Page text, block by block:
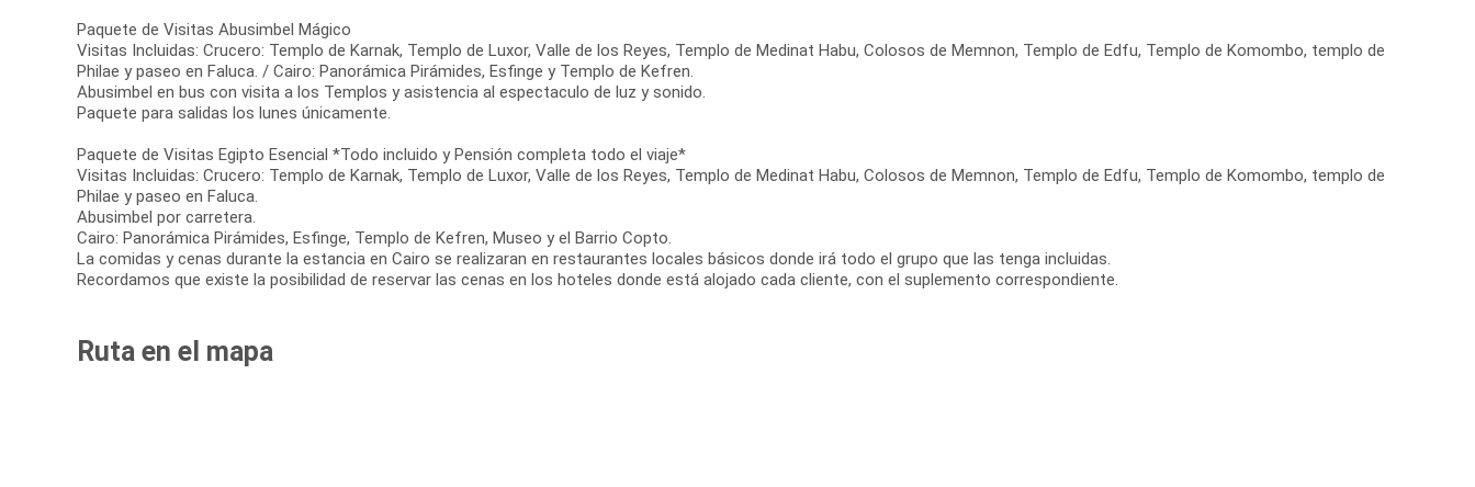
Paquete de Visitas Abusimbel Mágico
Visitas Incluidas: Crucero: Templo de Karnak, Templo de Luxor, Valle de los Reyes, Templo de Medinat Habu, Colosos de Memnon, Templo de Edfu, Templo de Komombo, templo de
Philae y paseo en Faluca. / Cairo: Panorámica Pirámides, Esfinge y Templo de Kefren.
Abusimbel en bus con visita a los Templos y asistencia al espectaculo de luz y sonido.
Paquete para salidas los lunes únicamente.
Paquete de Visitas Egipto Esencial *Todo incluido y Pensión completa todo el viaje*
Visitas Incluidas: Crucero: Templo de Karnak, Templo de Luxor, Valle de los Reyes, Templo de Medinat Habu, Colosos de Memnon, Templo de Edfu, Templo de Komombo, templo de
Philae y paseo en Faluca.
Abusimbel por carretera.
Cairo: Panorámica Pirámides, Esfinge, Templo de Kefren, Museo y el Barrio Copto.
La comidas y cenas durante la estancia en Cairo se realizaran en restaurantes locales básicos donde irá todo el grupo que las tenga incluidas.
Recordamos que existe la posibilidad de reservar las cenas en los hoteles donde está alojado cada cliente, con el suplemento correspondiente.
Ruta en el mapa